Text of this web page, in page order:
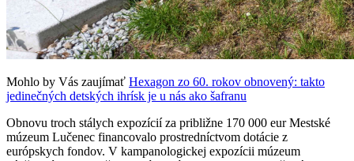
Mohlo by Vás zaujímať Hexagon zo 60. rokov obnovený: takto
jedinečných detských ihrísk je u nás ako šafranu
Obnovu troch stálych expozícií za približne 170 000 eur Mestské
múzeum Lučenec financovalo prostredníctvom dotácie z
európskych fondov. V kampanologickej expozícii múzeum